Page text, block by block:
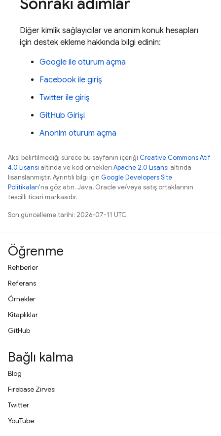
Diğer kimlik sağlayıcılar ve anonim konuk hesapları
için destek ekleme hakkında bilgi edinin:
Google ile oturum açma
Facebook ile giriş
Twitter ile giriş
GitHub Girişi
Anonim oturum açma
Aksi belirtilmediği sürece bu sayfanın içeriği Creative Commons Atıf
4.0 Lisansı altında ve kod örnekleri Apache 2.0 Lisansı altında
lisanslanmıştır. Ayrıntılı bilgi için Google Developers Site
Politikaları'na göz atın. Java, Oracle ve/veya satış ortaklarının
tescilli ticari markasıdır.
Son güncelleme tarihi: 2026-07-11 UTC.
Öğrenme
Rehberler
Referans
Örnekler
Kitaplıklar
GitHub
Bağlı kalma
Blog
Firebase Zirvesi
Twitter
YouTube